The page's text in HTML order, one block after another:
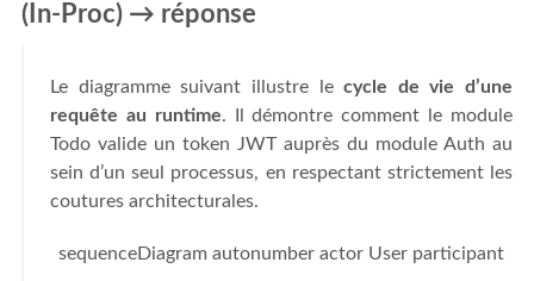
(In-Proc) → réponse
Le diagramme suivant illustre lecycle de vie d’une
requête au runtime. Il démontre comment le module
Todo valide un token JWT auprès du module Auth au
sein d’un seul processus, en respectant strictement les
coutures architecturales.
sequenceDiagram autonumber actor User participant